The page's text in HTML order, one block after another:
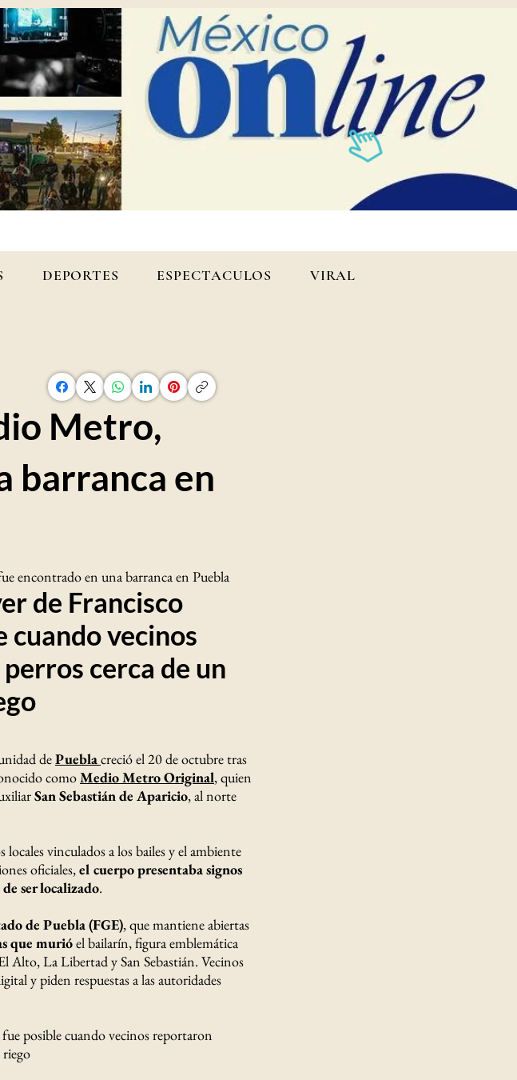
DEPORTES ESPECTACULOS VIRAL
Metro,
barranca en
encontrado en una barranca en Puebla
de Francisco
cuando vecinos
cerca de un
dePueblacreció el 20 de octubre tras
comoMedio Metro Original, quien
San Sebastián de Aparicio, al norte
vinculados a los bailes y el ambiente
oficiales,el cuerpo presentaba signos
ser localizado.
de Puebla (FGE), que mantiene abiertas
que murióel bailarín, figura emblemática
Alto, La Libertad y San Sebastián. Vecinos
y piden respuestas a las autoridades
posible cuando vecinos reportaron
riego